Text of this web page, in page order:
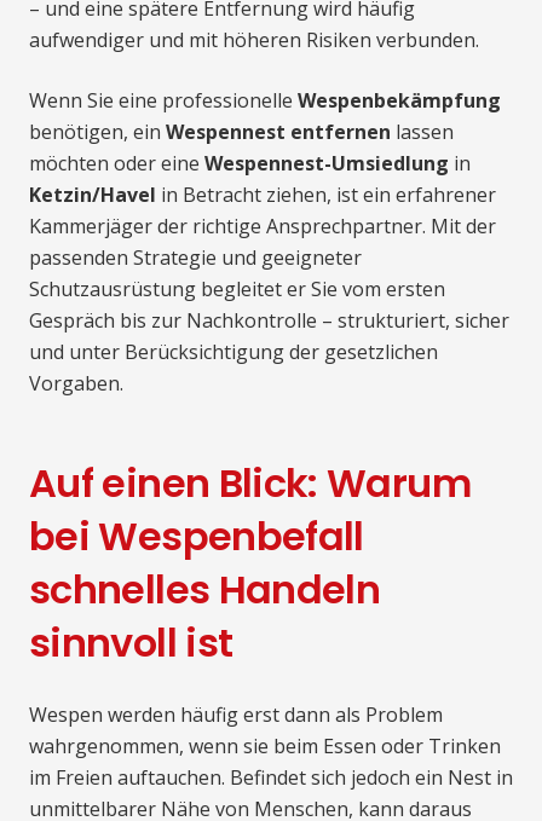
– und eine spätere Entfernung wird häufig
aufwendiger und mit höheren Risiken verbunden.
Wenn Sie eine professionelle Wespenbekämpfung
benötigen, ein Wespennest entfernen lassen
möchten oder eine Wespennest-Umsiedlung in
Ketzin/Havel in Betracht ziehen, ist ein erfahrener
Kammerjäger der richtige Ansprechpartner. Mit der
passenden Strategie und geeigneter
Schutzausrüstung begleitet er Sie vom ersten
Gespräch bis zur Nachkontrolle – strukturiert, sicher
und unter Berücksichtigung der gesetzlichen
Vorgaben.
Auf einen Blick: Warum
bei Wespenbefall
schnelles Handeln
sinnvoll ist
Wespen werden häufig erst dann als Problem
wahrgenommen, wenn sie beim Essen oder Trinken
im Freien auftauchen. Befindet sich jedoch ein Nest in
unmittelbarer Nähe von Menschen, kann daraus